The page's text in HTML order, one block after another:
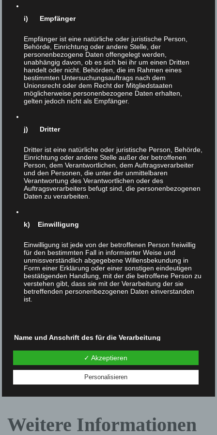
von BesucherInnen unserer Webseite.
Welche Rechte Sie an
Ihren Daten haben
Wir speichern keine personenbezogenen Daten
von BesucherInnen unserer Webseite, insofern
Daten übermitteln.
Wohin wir Ihre Daten
senden
Wir speichern keine personenbezogenen Daten
von BesucherInnen unserer Webseite und können
diesbezügliche Daten auch nirgendwohin senden.
Soziale Initiative Salzburg, E-Mail: mail@soziale-
initiative.net, Datenschutzbeauftragter: Christian
Treweller
Weitere Informationen
i) Empfänger
Empfänger ist eine natürliche oder juristische Person,
Behörde, Einrichtung oder andere Stelle, der
personenbezogene Daten offengelegt werden,
unabhängig davon, ob es sich bei ihr um einen Dritten
handelt oder nicht. Behörden, die im Rahmen eines
bestimmten Untersuchungsauftrags nach dem
Unionsrecht oder dem Recht der Mitgliedstaaten
möglicherweise personenbezogene Daten erhalten,
gelten jedoch nicht als Empfänger.
j) Dritter
Dritter ist eine natürliche oder juristische Person, Behörde,
Einrichtung oder andere Stelle außer der betroffenen
Person, dem Verantwortlichen, dem Auftragsverarbeiter
und den Personen, die unter der unmittelbaren
Verantwortung des Verantwortlichen oder des
Auftragsverarbeiters befugt sind, die personenbezogenen
Daten zu verarbeiten.
k) Einwilligung
Einwilligung ist jede von der betroffenen Person freiwillig
für den bestimmten Fall in informierter Weise und
unmissverständlich abgegebene Willensbekundung in
Form einer Erklärung oder einer sonstigen eindeutigen
bestätigenden Handlung, mit der die betroffene Person zu
verstehen gibt, dass sie mit der Verarbeitung der sie
betreffenden personenbezogenen Daten einverstanden
ist.
Name und Anschrift des für die Verarbeitung
Verantwortlicher im Sinne der Datenschutz-
Grundverordnung, sonstiger in den Mitgliedstaaten der
Europäischen Union geltenden Datenschutzgesetze und
Charakter ist die:
Christian Treweller
✓ Akzeptieren
Personalisieren